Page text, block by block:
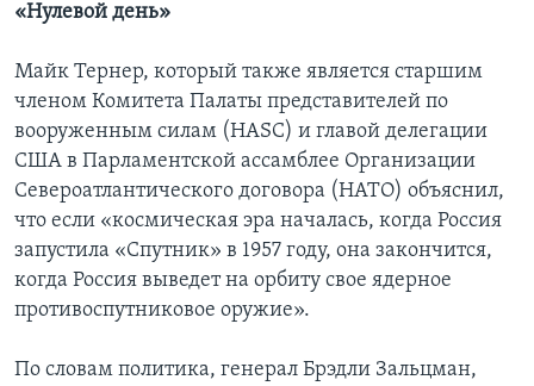
«Нулевой день»
Майк Тернер, который также является старшим
членом Комитета Палаты представителей по
вооруженным силам (HASC) и главой делегации
США в Парламентской ассамблее Организации
Североатлантического договора (НАТО) объяснил,
что если «космическая эра началась, когда Россия
запустила «Спутник» в 1957 году, она закончится,
когда Россия выведет на орбиту свое ядерное
противоспутниковое оружие».
По словам политика, генерал Брэдли Зальцман,